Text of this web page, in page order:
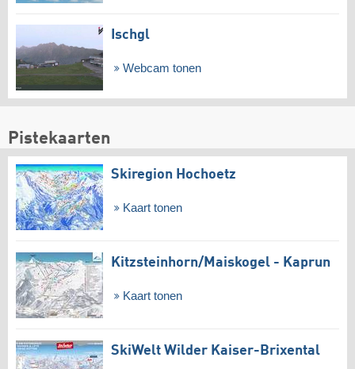
Ischgl
Webcam tonen
Pistekaarten
Skiregion Hochoetz
Kaart tonen
Kitzsteinhorn/​Maiskogel - Kaprun
Kaart tonen
SkiWelt Wilder Kaiser-Brixental